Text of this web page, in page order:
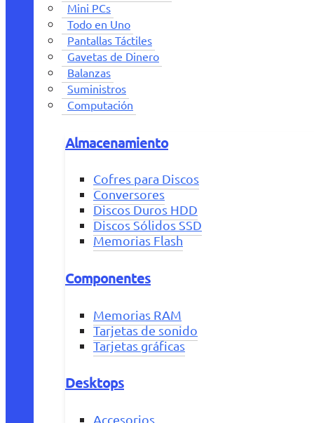
Mini PCs
Todo en Uno
Pantallas Táctiles
Gavetas de Dinero
Balanzas
Suministros
Computación
Almacenamiento
Cofres para Discos
Conversores
Discos Duros HDD
Discos Sólidos SSD
Memorias Flash
Componentes
Memorias RAM
Tarjetas de sonido
Tarjetas gráficas
Desktops
Accesorios